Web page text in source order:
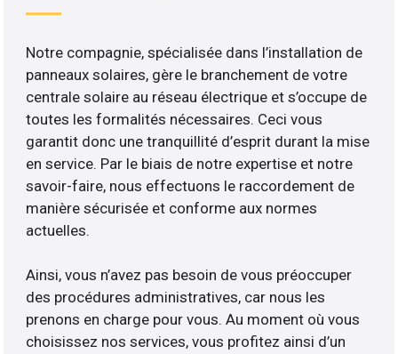
Notre compagnie, spécialisée dans l’installation de
panneaux solaires, gère le branchement de votre
centrale solaire au réseau électrique et s’occupe de
toutes les formalités nécessaires. Ceci vous
garantit donc une tranquillité d’esprit durant la mise
en service. Par le biais de notre expertise et notre
savoir-faire, nous effectuons le raccordement de
manière sécurisée et conforme aux normes
actuelles.
Ainsi, vous n’avez pas besoin de vous préoccuper
des procédures administratives, car nous les
prenons en charge pour vous. Au moment où vous
choisissez nos services, vous profitez ainsi d’un